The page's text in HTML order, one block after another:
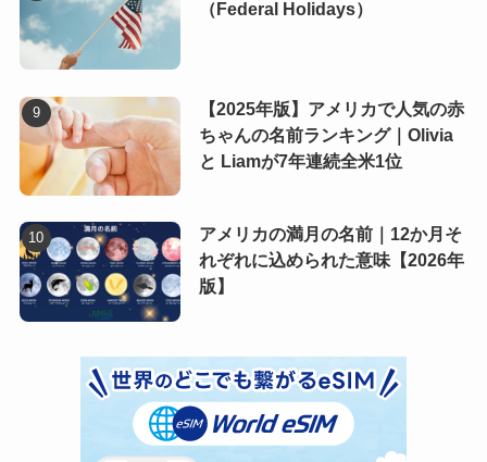
（Federal Holidays）
【2025年版】アメリカで人気の赤
ちゃんの名前ランキング｜Olivia
と Liamが7年連続全米1位
アメリカの満月の名前｜12か月そ
れぞれに込められた意味【2026年
版】